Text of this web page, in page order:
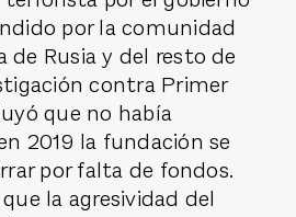
por la comunidad
Rusia y del resto de
contra Primer
que no había
2019 la fundación se
por falta de fondos.
la agresividad del